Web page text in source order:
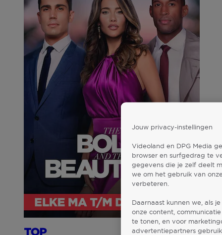
Jouw privacy-instellingen
Videoland en DPG Media
browser en surfgedrag te
gegevens die je zelf deelt
we om het gebruik van
verbeteren.
Daarnaast kunnen we, als
onze content,
te tonen, en voor
advertentiepartners